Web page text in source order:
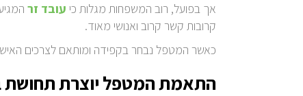
אך בפועל, רוב המשפחות מגלות כי עובד זר
קרובות קשר קרוב ואנושי מאוד.
כאשר המטפל נבחר בקפידה ומותאם לצרכים
התאמת המטפל יוצרת תחושת